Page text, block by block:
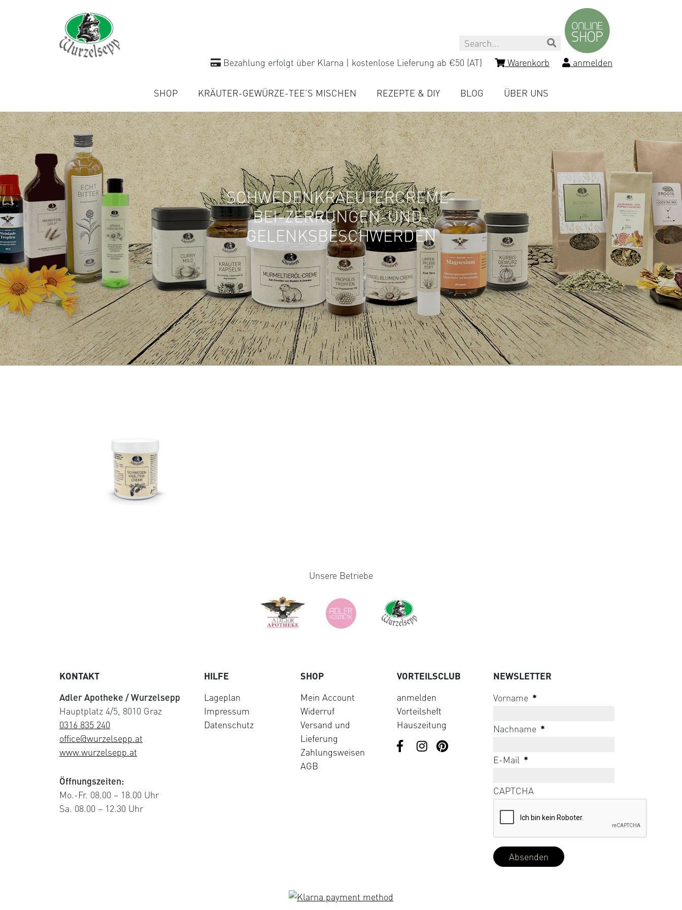
Search
Bezahlung erfolgt über Klarna | kostenlose Lieferung ab €50 (AT)
Warenkorb anmelden
SHOP KRÄUTER-GEWÜRZE-TEE’S MISCHEN REZEPTE & DIY BLOG ÜBER UNS
SCHWEDENKRAEUTERCREME-
BEI-ZERRUNGEN-UND-
GELENKSBESCHWERDEN
Unsere Betriebe
KONTAKT
Adler Apotheke / Wurzelsepp
Hauptplatz 4/5, 8010 Graz
0316 835 240
office@wurzelsepp.at
www.wurzelsepp.at
Öffnungszeiten:
Mo.-Fr. 08.00 – 18.00 Uhr
Sa. 08.00 – 12.30 Uhr
HILFE
Lageplan
Impressum
Datenschutz
SHOP
Mein Account
Widerruf
Versand und
Lieferung
Zahlungsweisen
AGB
VORTEILSCLUB
anmelden
Vorteilsheft
Hauszeitung
NEWSLETTER
Vorname *
Nachname *
E-Mail *
CAPTCHA